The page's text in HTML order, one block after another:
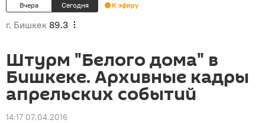
Вчера Сегодня К эфиру
г. Бишкек 89.3
Штурм "Белого дома" в
Бишкеке. Архивные кадры
апрельских событий
14:17 07.04.2016